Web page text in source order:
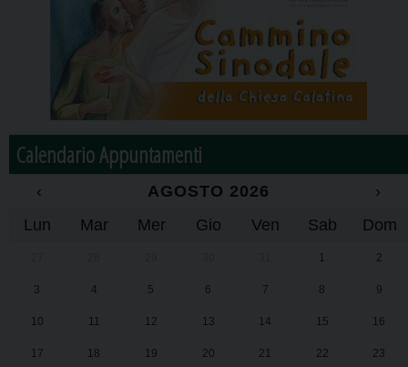
Calendario Appuntamenti
‹ AGOSTO 2026
›
Lun
Mar Mer Gio Ven Sab Dom
1 2
3 4 5 6 7 8 9
10 11 12 13 14 15 16
17 18 19 20 21 22 23